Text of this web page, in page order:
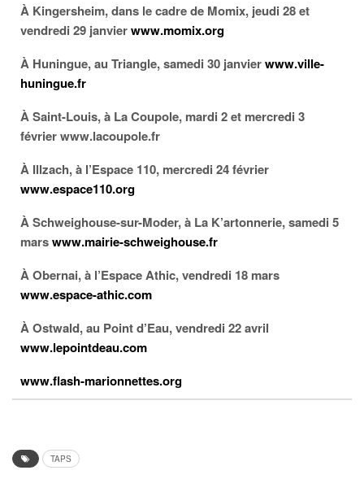
À Kingersheim, dans le cadre de Momix, jeudi 28 et
vendredi 29 janvierwww.momix.org
À Huningue, au Triangle, samedi 30 janvierwww.ville-
huningue.fr
À Saint-Louis, à La Coupole, mardi 2 et mercredi 3
févrierwww.lacoupole.fr
À Illzach, à l’Espace 110, mercredi 24 février
www.espace110.org
À Schweighouse-sur-Moder, à La K’artonnerie, samedi 5
marswww.mairie-schweighouse.fr
À Obernai, à l’Espace Athic, vendredi 18 mars
www.espace-athic.com
À Ostwald, au Point d’Eau, vendredi 22 avril
www.lepointdeau.com
www.flash-marionnettes.org
TAPS